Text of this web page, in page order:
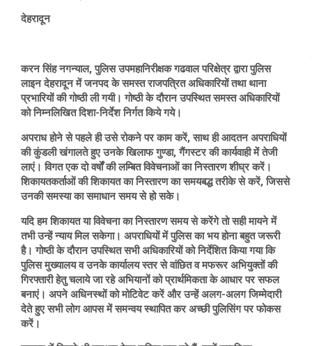
देहरादून
करन सिंह नगन्याल, पुलिस उपमहानिरीक्षक गढवाल परिक्षेत्र द्वारा पुलिस
लाइन देहरादून में जनपद के समस्त राजपत्रित अधिकारियों तथा थाना
प्रभारियों की गोष्ठी ली गयी। गोष्ठी के दौरान उपस्थित समस्त अधिकारियों
को निम्नलिखित दिशा-निर्देश निर्गत किये गये।
अपराध होने से पहले ही उसे रोकने पर काम करें, साथ ही आदतन अपराधियों
की कुंडली खंगालते हुए उनके खिलाफ गुण्डा, गैंगस्टर की कार्यवाही में तेजी
लाएं। विगत एक दो वर्षों की लम्बित विवेचनाओं का निस्तारण शीघ्र करें।
शिकायतकर्ताओं की शिकायत का निस्तारण का समयबद्ध तरीके से करें, जिससे
उनकी समस्या का समाधान समय से हो सके।
यदि हम शिकायत या विवेचना का निस्तारण समय से करेंगे तो सही मायने में
तभी उन्हें न्याय मिल सकेगा। अपराधियों में पुलिस का भय होना बहुत जरूरी
है। गोष्ठी के दौरान उपस्थित सभी अधिकारियों को निर्देशित किया गया कि
पुलिस मुख्यालय व उनके कार्यालय स्तर से वांछित व मफरूर अभियुक्तों की
गिरफ्तारी हेतु चलाये जा रहे अभियानों को प्रार्थमिकता के आधार पर सफल
बनाएं। अपने अधिनस्थों को मोटिवेट करें और उन्हें अलग-अलग जिम्मेदारी
देते हुए सभी लोग आपस में समन्वय स्थापित कर अच्छी पुलिसिंग पर फोकस
करें।